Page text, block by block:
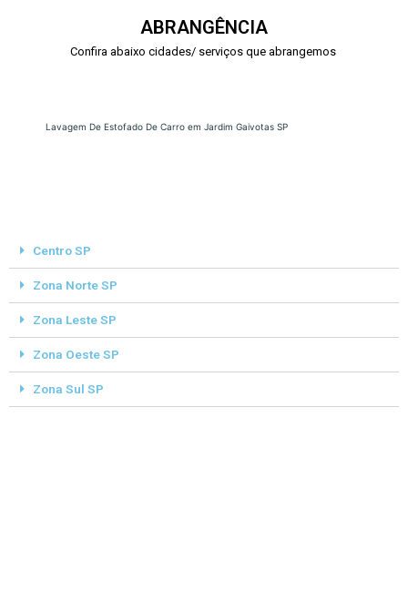
ABRANGÊNCIA
Confira abaixo cidades/ serviços que abrangemos
Lavagem De Estofado De Carro em Jardim Gaivotas SP
Centro SP
Zona Norte SP
Zona Leste SP
Zona Oeste SP
Zona Sul SP